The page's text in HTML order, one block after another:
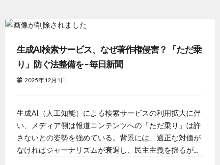
生成AI検索サービス、なぜ著作権侵害？ 「ただ乗
り」防ぐ法整備を – 毎日新聞
2025年12月1日
生成AI（人工知能）による検索サービスの利用拡大に伴
い、メディア側は報道コンテンツへの「ただ乗り」は許
さないとの姿勢を強めている。背景には、適正な対価が
なければジャーナリズムが衰退し、民主主義を揺るが...